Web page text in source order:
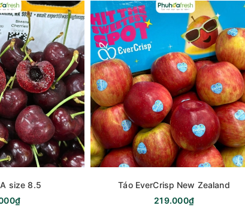
size 8.5
Táo EverCrisp New Zealand
219.000₫